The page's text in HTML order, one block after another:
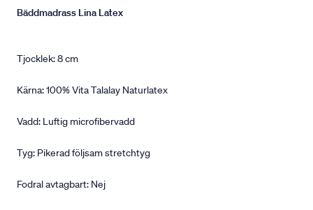
Bäddmadrass Lina Latex
Tjocklek: 8 cm
Kärna: 100% Vita Talalay Naturlatex
Vadd: Luftig microfibervadd
Tyg: Pikerad följsam stretchtyg
Fodral avtagbart: Nej